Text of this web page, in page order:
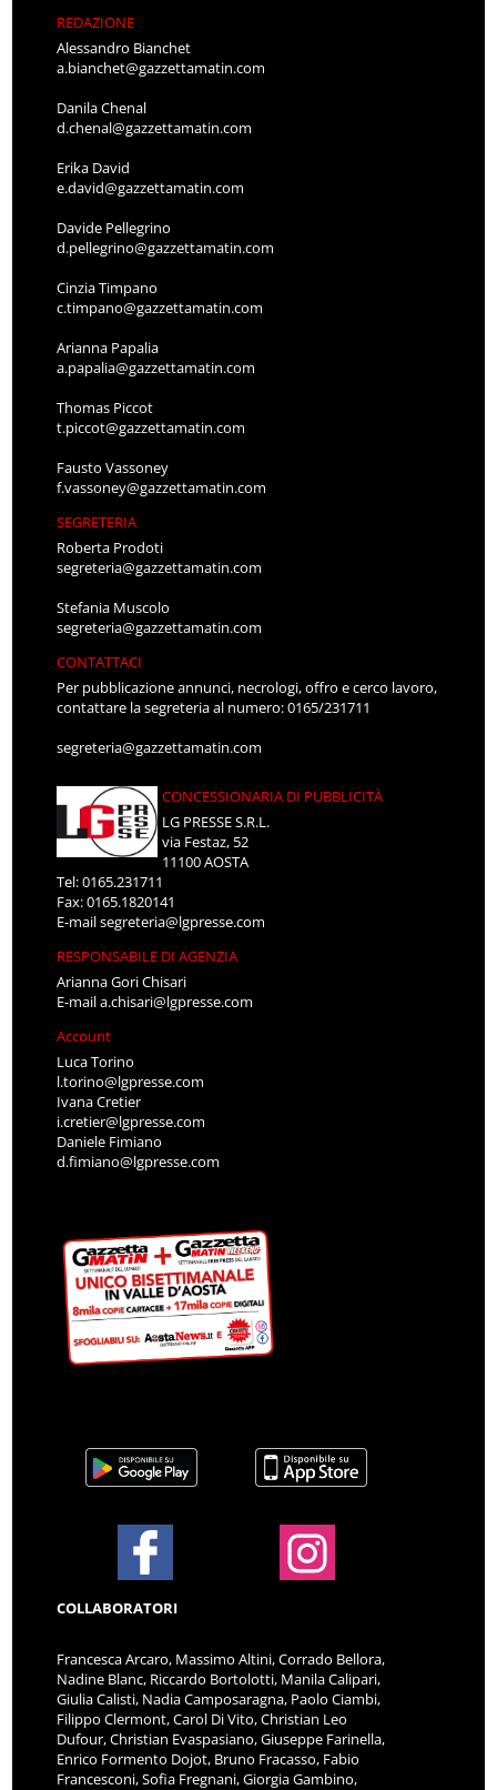
REDAZIONE
Alessandro Bianchet
a.bianchet@gazzettamatin.com
Danila Chenal
d.chenal@gazzettamatin.com
Erika David
e.david@gazzettamatin.com
Davide Pellegrino
d.pellegrino@gazzettamatin.com
Cinzia Timpano
c.timpano@gazzettamatin.com
Arianna Papalia
a.papalia@gazzettamatin.com
Thomas Piccot
t.piccot@gazzettamatin.com
Fausto Vassoney
f.vassoney@gazzettamatin.com
SEGRETERIA
Roberta Prodoti
segreteria@gazzettamatin.com
Stefania Muscolo
segreteria@gazzettamatin.com
CONTATTACI
Per pubblicazione annunci, necrologi, offro e cerco lavoro,
contattare la segreteria al numero: 0165/231711
segreteria@gazzettamatin.com
CONCESSIONARIA DI PUBBLICITÀ
LG PRESSE S.R.L.
via Festaz, 52
11100 AOSTA
Tel: 0165.231711
Fax: 0165.1820141
E-mailsegreteria@lgpresse.com
RESPONSABILE DI AGENZIA
Arianna Gori Chisari
E-maila.chisari@lgpresse.com
Account
Luca Torino
l.torino@lgpresse.com
Ivana Cretier
i.cretier@lgpresse.com
Daniele Fimiano
d.fimiano@lgpresse.com
COLLABORATORI
Francesca Arcaro, Massimo Altini, Corrado Bellora,
Nadine Blanc, Riccardo Bortolotti, Manila Calipari,
Giulia Calisti, Nadia Camposaragna, Paolo Ciambi,
Filippo Clermont, Carol Di Vito, Christian Leo
Dufour, Christian Evaspasiano, Giuseppe Farinella,
Enrico Formento Dojot, Bruno Fracasso, Fabio
Francesconi, Sofia Fregnani, Giorgia Gambino,